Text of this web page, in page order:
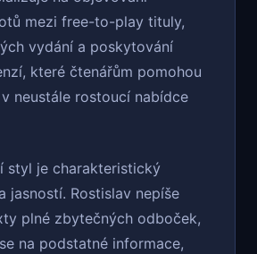
mezi free-to-play tituly,
vydání a poskytování
které čtenářům pomohou
neustále rostoucí nabídce
styl je charakteristický
jasností. Rostislav nepíše
plné zbytečných odboček,
na podstatné informace,